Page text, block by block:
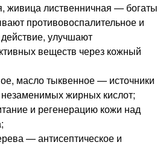
живица лиственничная — богаты
противовоспалительное и
улучшают
веществ через кожный
масло тыквенное — источники
жирных кислот;
и регенерацию кожи над
— антисептическое и